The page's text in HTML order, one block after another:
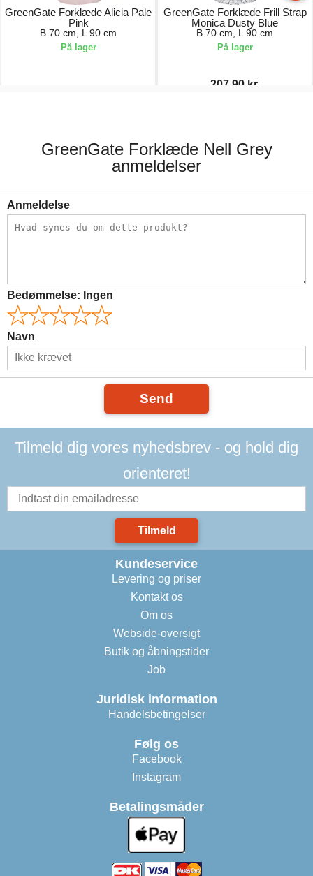
GreenGate Forklæde Alicia Pale
Pink
B 70 cm, L 90 cm
På lager
GreenGate Forklæde Frill Strap
Monica Dusty Blue
B 70 cm, L 90 cm
På lager
207,90 kr.
GreenGate Forklæde Nell Grey
anmeldelser
Anmeldelse
Bedømmelse: Ingen
Navn
Send
Tilmeld dig vores nyhedsbrev - og hold dig
orienteret!
Tilmeld
Kundeservice
Levering og priser
Kontakt os
Om os
Webside-oversigt
Butik og åbningstider
Job
Juridisk information
Handelsbetingelser
Følg os
Facebook
Instagram
Betalingsmåder